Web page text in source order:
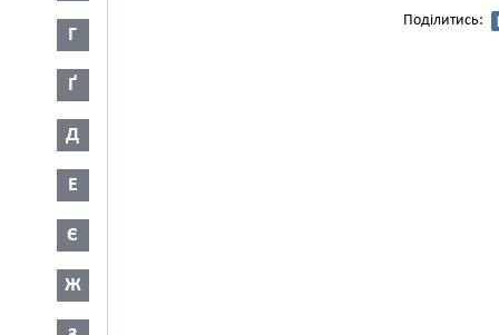
Г
Ґ
Д
Е
Є
Ж
Поділитись: